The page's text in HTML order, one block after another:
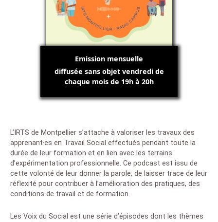
Emission mensuelle
diffusée sans objet vendredi de
chaque mois de 19h à 20h
L’IRTS de Montpellier s’attache à valoriser les travaux des
apprenant·es en Travail Social effectués pendant toute la
durée de leur formation et en lien avec les terrains
d’expérimentation professionnelle. Ce podcast est issu de
cette volonté de leur donner la parole, de laisser trace de leur
réflexité pour contribuer à l’amélioration des pratiques, des
conditions de travail et de formation.
Les Voix du Social est une série d’épisodes dont les thèmes